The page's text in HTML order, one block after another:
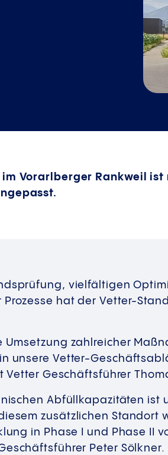
Vorarlberger Rankweil
vielfältigen
hat der Vetter-
Umsetzung zahlreicher
unsere Vetter-
Vetter Geschäftsführer
Abfüllkapazitäten ist
zusätzlichen Standort
in Phase I und Phase II
Peter